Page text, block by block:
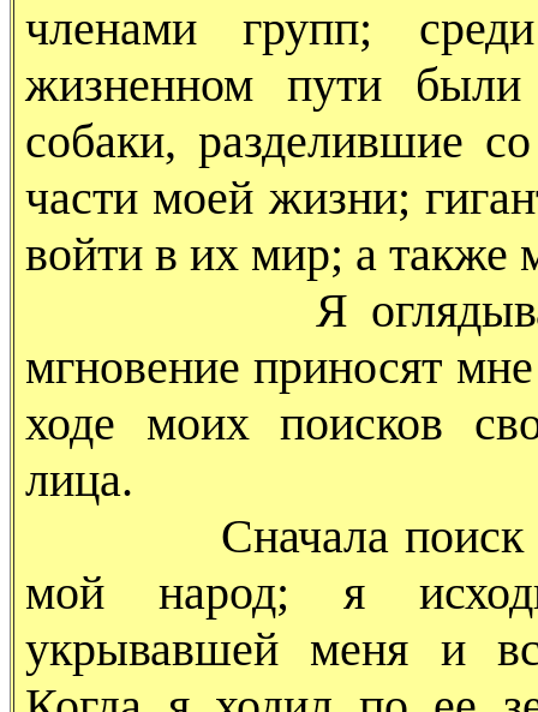
членами групп;
жизненном пути были
собаки, разделившие
части моей жизни;
войти в их мир; а
Я оглядываюсь,
мгновение приносят
ходе моих поисков
лица.
Сначала поиск
мой народ; я
укрывавшей меня и